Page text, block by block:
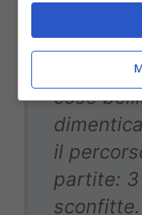
un po’
che ha
continua
cose
il
partite: